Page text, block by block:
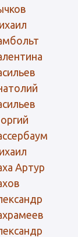
Артур